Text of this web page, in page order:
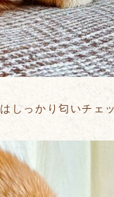
しっかり匂いチェ